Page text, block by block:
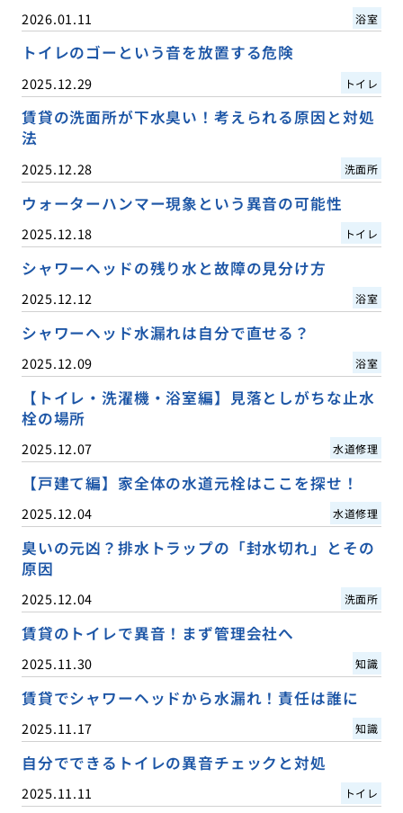
2026.01.11 浴室
トイレのゴーという音を放置する危険
2025.12.29 トイレ
賃貸の洗面所が下水臭い！考えられる原因と対処
法
2025.12.28 洗面所
ウォーターハンマー現象という異音の可能性
2025.12.18 トイレ
シャワーヘッドの残り水と故障の見分け方
2025.12.12 浴室
シャワーヘッド水漏れは自分で直せる？
2025.12.09 浴室
【トイレ・洗濯機・浴室編】見落としがちな止水
栓の場所
2025.12.07 水道修理
【戸建て編】家全体の水道元栓はここを探せ！
2025.12.04 水道修理
臭いの元凶？排水トラップの「封水切れ」とその
原因
2025.12.04 洗面所
賃貸のトイレで異音！まず管理会社へ
2025.11.30 知識
賃貸でシャワーヘッドから水漏れ！責任は誰に
2025.11.17 知識
自分でできるトイレの異音チェックと対処
2025.11.11 トイレ